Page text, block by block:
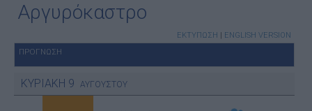
Αργυρόκαστρο
ΕΚΤΥΠΩΣΗ | ENGLISH VERSION
ΠΡΟΓΝΩΣΗ
ΚΥΡΙΑΚΗ 9 ΑΥΓΟΥΣΤΟΥ